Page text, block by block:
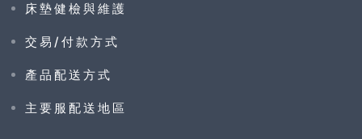
床墊健檢與維護
交易/付款方式
產品配送方式
主要服配送地區